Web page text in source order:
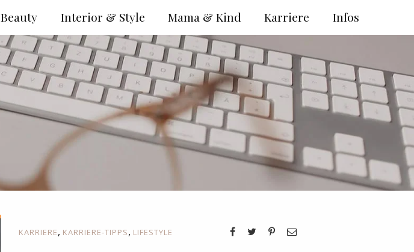
KARRIERE, KARRIERE-TIPPS, LIFESTYLE
Infos
Karriere
Mama & Kind
Interior & Style
Beauty